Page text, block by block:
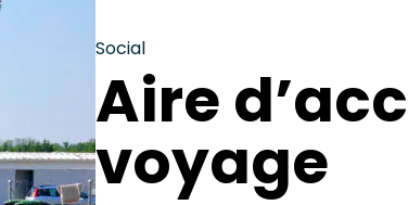
Social
Aire
voyage